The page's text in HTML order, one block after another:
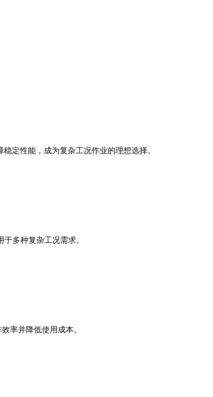
定性能，成为复杂工况作业的理想选择。
多种复杂工况需求。
率并降低使用成本。